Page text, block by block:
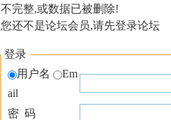
不完整,或数据已被删除!
您还不是论坛会员,请先登录论坛
登录
用户名
Em
ail
密 码